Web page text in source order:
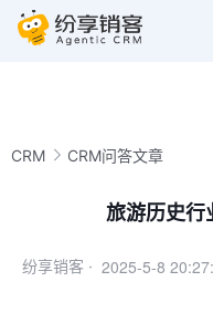
CRM CRM问答文章
旅游历史行
纷享销客 · 2025-5-8